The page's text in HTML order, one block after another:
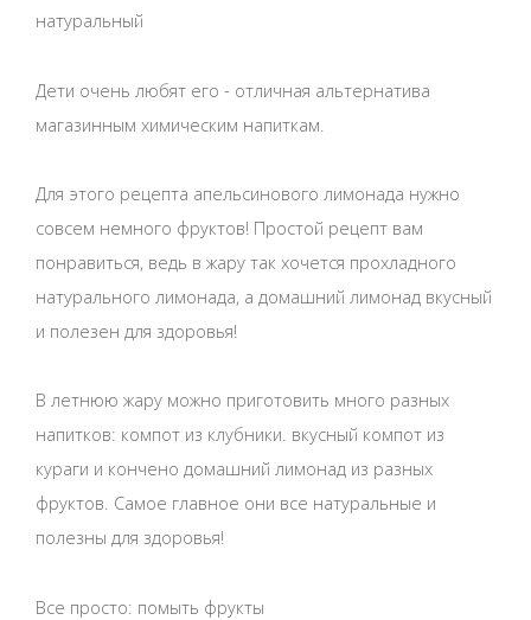
натуральный
Дети очень любят его - отличная альтернатива
магазинным химическим напиткам.
Для этого рецепта апельсинового лимонада нужно
совсем немного фруктов! Простой рецепт вам
понравиться, ведь в жару так хочется прохладного
натурального лимонада, а домашний лимонад вкусный
и полезен для здоровья!
В летнюю жару можно приготовить много разных
напитков: компот из клубники. вкусный компот из
кураги и кончено домашний лимонад из разных
фруктов. Самое главное они все натуральные и
полезны для здоровья!
Все просто: помыть фрукты